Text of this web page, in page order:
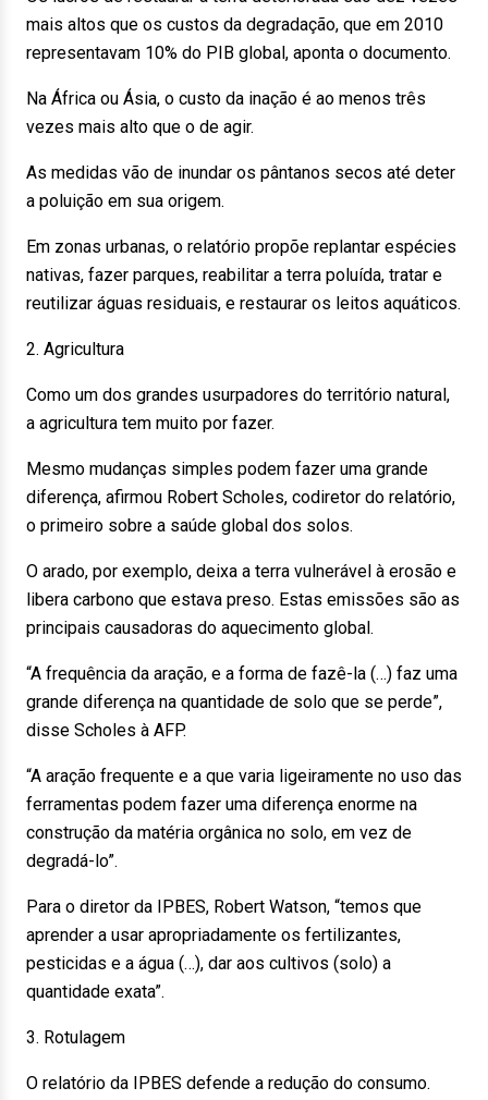
mais altos que os custos da degradação, que em 2010
representavam 10% do PIB global, aponta o documento.
Na África ou Ásia, o custo da inação é ao menos três
vezes mais alto que o de agir.
As medidas vão de inundar os pântanos secos até deter
a poluição em sua origem.
Em zonas urbanas, o relatório propõe replantar espécies
nativas, fazer parques, reabilitar a terra poluída, tratar e
reutilizar águas residuais, e restaurar os leitos aquáticos.
2. Agricultura
Como um dos grandes usurpadores do território natural,
a agricultura tem muito por fazer.
Mesmo mudanças simples podem fazer uma grande
diferença, afirmou Robert Scholes, codiretor do relatório,
o primeiro sobre a saúde global dos solos.
O arado, por exemplo, deixa a terra vulnerável à erosão e
libera carbono que estava preso. Estas emissões são as
principais causadoras do aquecimento global.
“A frequência da aração, e a forma de fazê-la (…) faz uma
grande diferença na quantidade de solo que se perde”,
disse Scholes à AFP.
“A aração frequente e a que varia ligeiramente no uso das
ferramentas podem fazer uma diferença enorme na
construção da matéria orgânica no solo, em vez de
degradá-lo”.
Para o diretor da IPBES, Robert Watson, “temos que
aprender a usar apropriadamente os fertilizantes,
pesticidas e a água (…), dar aos cultivos (solo) a
quantidade exata”.
3. Rotulagem
O relatório da IPBES defende a redução do consumo.